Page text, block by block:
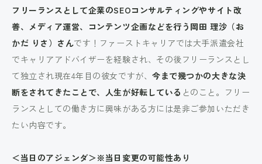
フリーランスとして企業のSEOコンサルティングやサイト改
善、メディア運営、コンテンツ企画などを行う岡田 理沙（お
かだ りさ）さんです！ファーストキャリアでは大手派遣会社
でキャリアアドバイザーを経験され、その後フリーランスとし
て独立され現在4年目の彼女ですが、今まで幾つかの大きな決
断をされてきたことで、人生が好転している とのこと。フリー
ランスとしての働き方に興味がある方には是非ご参加いただき
たい内容です。
＜当日のアジェンダ＞※当日変更の可能性あり